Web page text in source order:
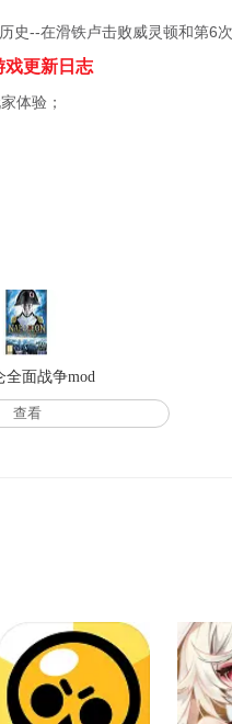
史--在滑铁卢击败威灵顿和第6
戏更新日志
体验；
全面战争mod
查看